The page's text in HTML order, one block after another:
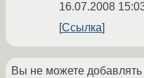
16.07.2008
Ссылка
Вы не можете